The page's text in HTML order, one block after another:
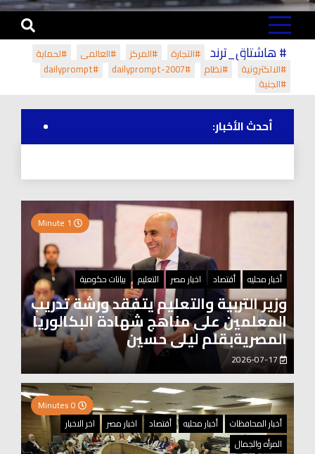
# هاشتاق_ترند #التجارة #المركز #العالمي
#لحماية
#الالكترونية
#نظام #dailyprompt-2007
#dailyprompt
#الجنية
أحدث الأخبار:
أخبار محليه أقتصاد اخبار مصر التعليم بيانات حكومية
وزير التربية والتعليم يتفقد ورشة تدريب
المعلمين على مناهج شهادة البكالوريا
المصريةبقلم ليلى حسين
أخبار المحافظات
أخبار محليه أقتصاد اخبار مصر
اخر الاخبار
المرأه والجمال